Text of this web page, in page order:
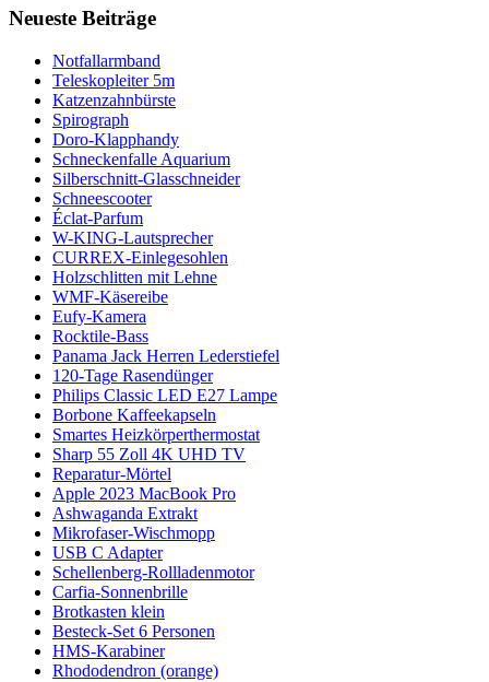
Neueste Beiträge
Notfallarmband
Teleskopleiter 5m
Katzenzahnbürste
Spirograph
Doro-Klapphandy
Schneckenfalle Aquarium
Silberschnitt-Glasschneider
Schneescooter
Éclat-Parfum
W-KING-Lautsprecher
CURREX-Einlegesohlen
Holzschlitten mit Lehne
WMF-Käsereibe
Eufy-Kamera
Rocktile-Bass
Panama Jack Herren Lederstiefel
120-Tage Rasendünger
Philips Classic LED E27 Lampe
Borbone Kaffeekapseln
Smartes Heizkörperthermostat
Sharp 55 Zoll 4K UHD TV
Reparatur-Mörtel
Apple 2023 MacBook Pro
Ashwaganda Extrakt
Mikrofaser-Wischmopp
USB C Adapter
Schellenberg-Rollladenmotor
Carfia-Sonnenbrille
Brotkasten klein
Besteck-Set 6 Personen
HMS-Karabiner
Rhododendron (orange)